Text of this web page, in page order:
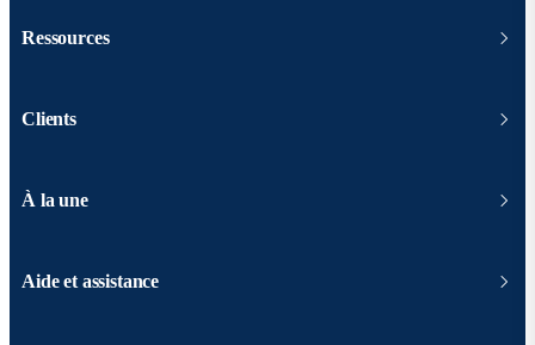
Ressources
Clients
À la une
Aide et assistance